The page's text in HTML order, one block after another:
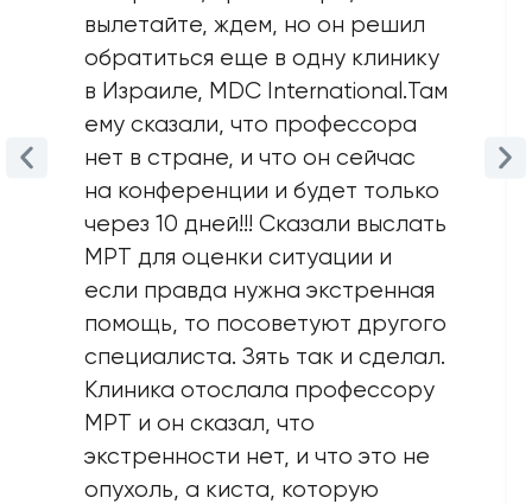
вылетайте, ждем, но он решил
обратиться еще в одну клинику
в Израиле, MDC International.Там
ему сказали, что профессора
нет в стране, и что он сейчас
на конференции и будет только
через 10 дней!!! Сказали выслать
MPT для оценки ситуации и
если правда нужна экстренная
помощь, то посоветуют другого
специалиста. Зять так и сделал.
Клиника отослала профессору
MPT и он сказал, что
экстренности нет, и что это не
опухоль, а киста, которую